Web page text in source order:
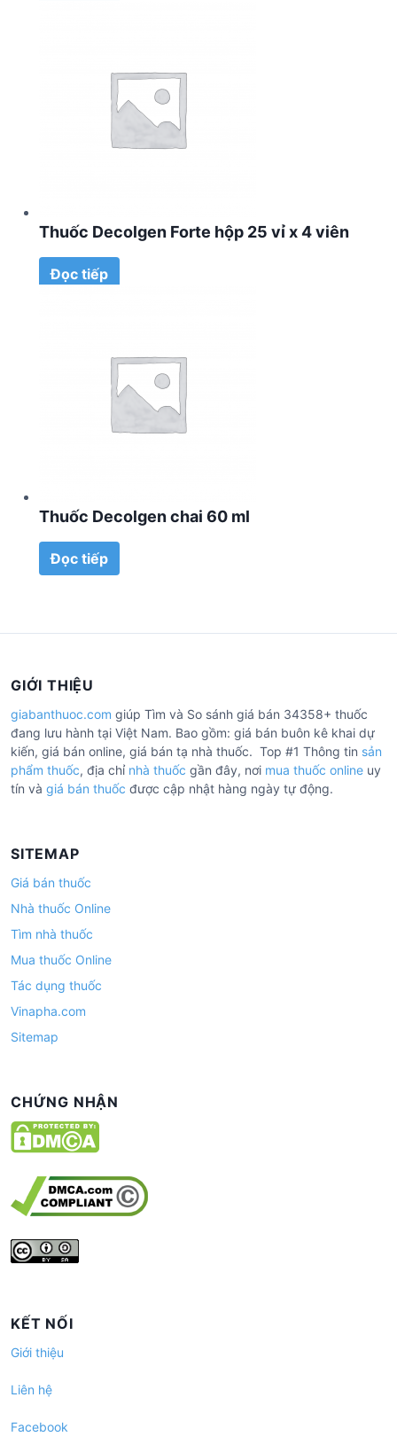
Thuốc Decolgen Forte hộp 25 vỉ x 4 viên
Đọc tiếp
Thuốc Decolgen chai 60 ml
Đọc tiếp
GIỚI THIỆU
giabanthuoc.com giúp Tìm và So sánh giá bán 34358+ thuốc
đang lưu hành tại Việt Nam. Bao gồm: giá bán buôn kê khai dự
kiến, giá bán online, giá bán tạ nhà thuốc. Top #1 Thông tin sản
phẩm thuốc, địa chỉ nhà thuốc gần đây, nơi mua thuốc online uy
tín và giá bán thuốc được cập nhật hàng ngày tự động.
SITEMAP
Giá bán thuốc
Nhà thuốc Online
Tìm nhà thuốc
Mua thuốc Online
Tác dụng thuốc
Vinapha.com
Sitemap
CHỨNG NHẬN
KẾT NỐI
Giới thiệu
Liên hệ
Facebook